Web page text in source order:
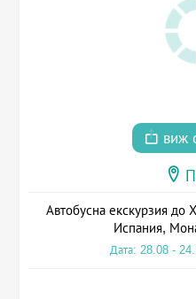
виж
Автобусна екскурзия до
Испания,
Дата: 28.08 -